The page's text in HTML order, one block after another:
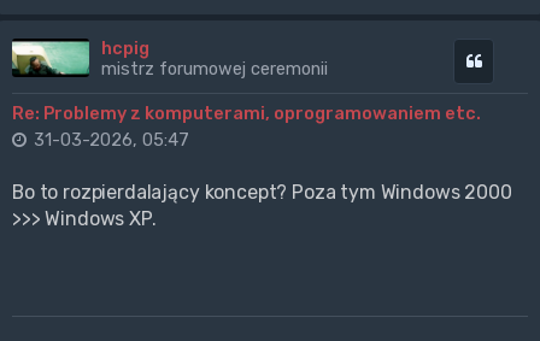
hcpig
mistrz forumowej ceremonii
Re: Problemy z komputerami, oprogramowaniem etc.
31-03-2026, 05:47
Bo to rozpierdalający koncept? Poza tym Windows 2000
>>> Windows XP.